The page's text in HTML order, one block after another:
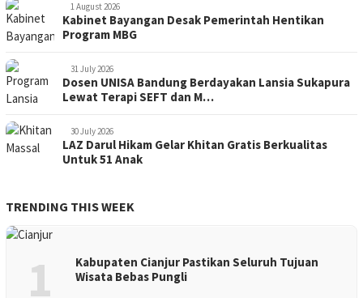
1 August 2026
Kabinet Bayangan Desak Pemerintah Hentikan
Program MBG
31 July 2026
Dosen UNISA Bandung Berdayakan Lansia Sukapura
Lewat Terapi SEFT dan M…
30 July 2026
LAZ Darul Hikam Gelar Khitan Gratis Berkualitas
Untuk 51 Anak
TRENDING THIS WEEK
1
Kabupaten Cianjur Pastikan Seluruh Tujuan
Wisata Bebas Pungli